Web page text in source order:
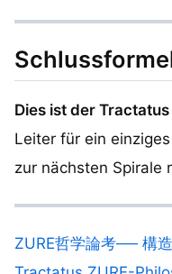
Dies ist der
Leiter für ein
zur nächsten Spirale
ZURE哲学論考── 構